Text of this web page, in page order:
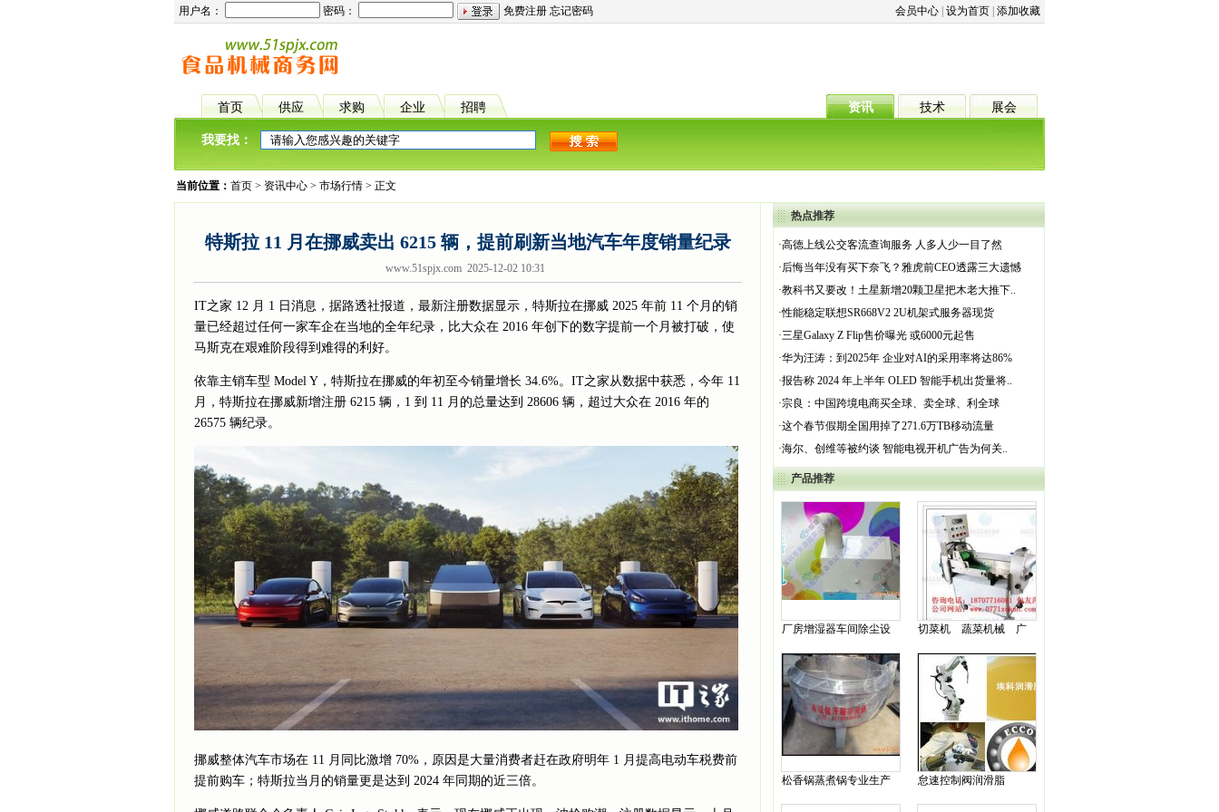
用户名： 密码： 免费注册 忘记密码 会员中心 设为首页 添加收藏
首页 供应 求购 企业 招聘 资讯 技术 展会
我要找：
当前位置： 首页 > 资讯中心 > 市场行情 > 正文
特斯拉 11 月在挪威卖出 6215 辆，提前刷新当地汽车年度销量纪录
www.51spjx.com 2025-12-02 10:31
IT之家 12 月 1 日消息，据路透社报道，最新注册数据显示，特斯拉在挪威 2025 年前 11 个月的销
量已经超过任何一家车企在当地的全年纪录，比大众在 2016 年创下的数字提前一个月被打破，使
马斯克在艰难阶段得到难得的利好。
依靠主销车型 Model Y，特斯拉在挪威的年初至今销量增长 34.6%。IT之家从数据中获悉，今年 11
月，特斯拉在挪威新增注册 6215 辆，1 到 11 月的总量达到 28606 辆，超过大众在 2016 年的
26575 辆纪录。
挪威整体汽车市场在 11 月同比激增 70%，原因是大量消费者赶在政府明年 1 月提高电动车税费前
提前购车；特斯拉当月的销量更是达到 2024 年同期的近三倍。
热点推荐
·高德上线公交客流查询服务 人多人少一目了然
·后悔当年没有买下奈飞？雅虎前CEO透露三大遗憾
·教科书又要改！土星新增20颗卫星把木老大推下..
·性能稳定联想SR668V2 2U机架式服务器现货
·三星Galaxy Z Flip售价曝光 或6000元起售
·华为汪涛：到2025年 企业对AI的采用率将达86%
·报告称 2024 年上半年 OLED 智能手机出货量将..
·宗良：中国跨境电商买全球、卖全球、利全球
·这个春节假期全国用掉了271.6万TB移动流量
·海尔、创维等被约谈 智能电视开机广告为何关..
产品推荐
厂房增湿器车间除尘设
切菜机 蔬菜机械 广
松香锅蒸煮锅专业生产
怠速控制阀润滑脂